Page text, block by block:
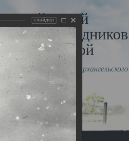
музей
и исповедников
митрополита Архангельского
Даниила
слайдер